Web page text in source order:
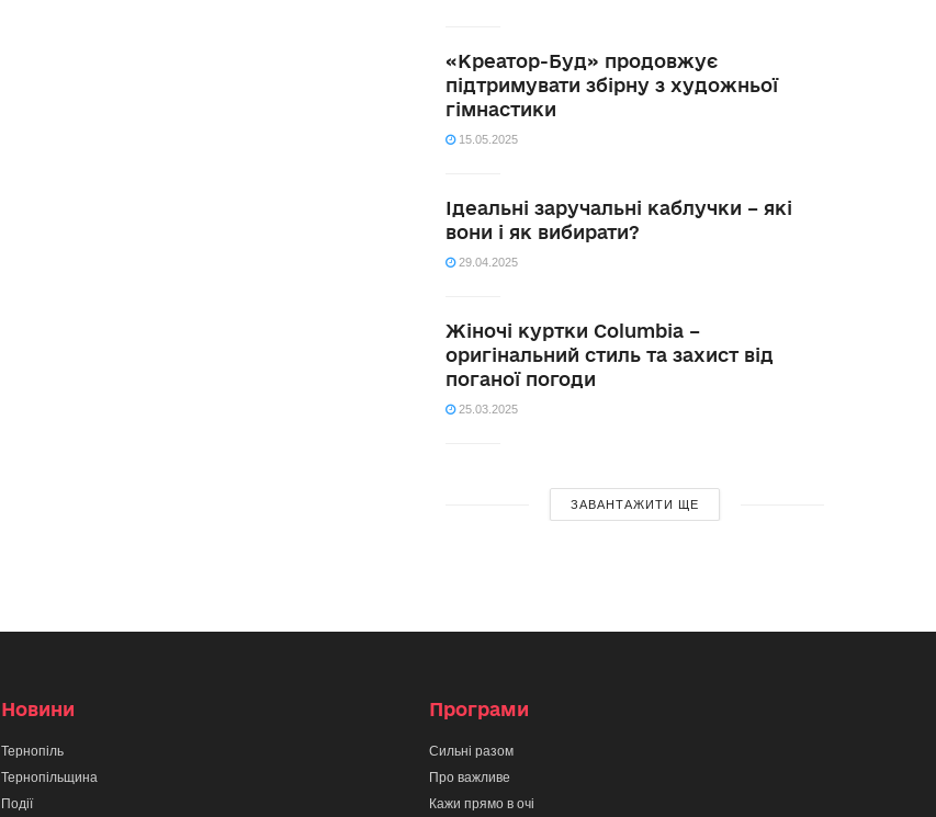
«Креатор-Буд» продовжує
підтримувати збірну з художньої
гімнастики
15.05.2025
Ідеальні заручальні каблучки – які
вони і як вибирати?
29.04.2025
Жіночі куртки Columbia –
оригінальний стиль та захист від
поганої погоди
25.03.2025
ЗАВАНТАЖИТИ ЩЕ
Новини
Тернопіль
Тернопільщина
Події
Програми
Сильні разом
Про важливе
Кажи прямо в очі